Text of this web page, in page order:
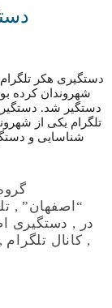
دستگیری هکر تلگرام
شهروندان کرده
دستگیر شد.
تلگرام یکی از
شناسایی و
گروه
“اصفهان”,
در, دستگیری
کانال تلگرام ,